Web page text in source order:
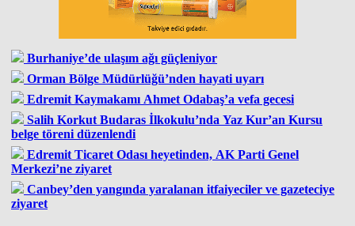
Burhaniye’de ulaşım ağı güçleniyor
Orman Bölge Müdürlüğü’nden hayati uyarı
Edremit Kaymakamı Ahmet Odabaş’a vefa gecesi
Salih Korkut Budaras İlkokulu’nda Yaz Kur’an Kursu
belge töreni düzenlendi
Edremit Ticaret Odası heyetinden, AK Parti Genel
Merkezi’ne ziyaret
Canbey’den yangında yaralanan itfaiyeciler ve gazeteciye
ziyaret